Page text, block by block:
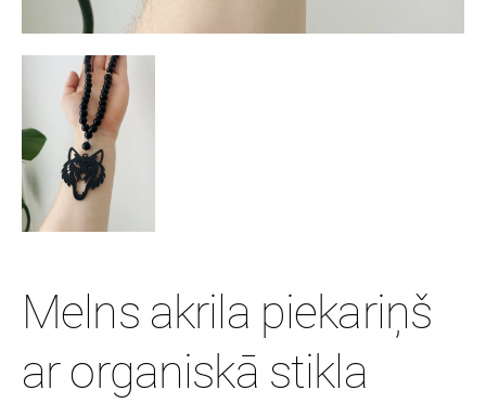
Melns akrila piekariņš
ar organiskā stikla